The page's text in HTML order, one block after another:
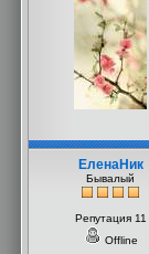
ЕленаНик
Бывалый
Репутация 11
Offline